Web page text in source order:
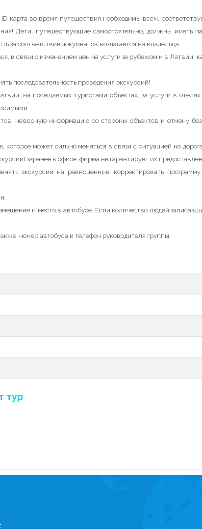
карта во время путешествия необходимы всем,
Дети, путешествующие самостоятельно, должны иметь
соответствие документов возлагается на владельца.
в связи с изменением цен на услуги за рубежом и в Латвии,
последовательность проведения экскурсий!
на посещаемых туристами объектах, за услуги в
неверную информацию со стороны объектов и отмену
может сильно меняться в связи с ситуацией на
заранее в офисе, фирма не гарантирует их
экскурсии на равноценные, корректировать программу
и место в автобусе. Если количество людей
номер автобуса и телефон руководителя группы.
тур